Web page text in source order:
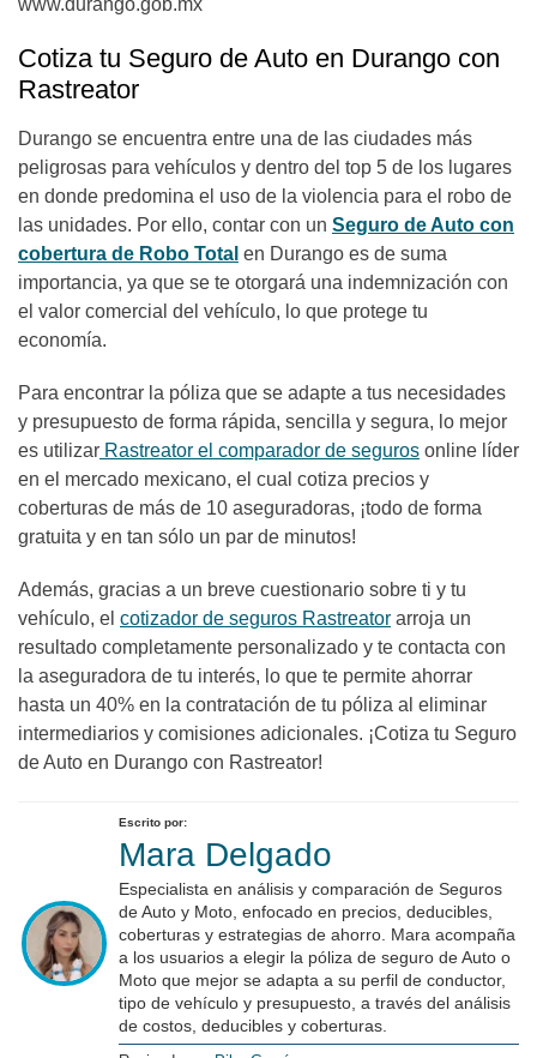
www.durango.gob.mx
Cotiza tu Seguro de Auto en Durango con
Rastreator
Durango se encuentra entre una de las ciudades más
peligrosas para vehículos y dentro del top 5 de los lugares
en donde predomina el uso de la violencia para el robo de
las unidades. Por ello, contar con un Seguro de Auto con
cobertura de Robo Total en Durango es de suma
importancia, ya que se te otorgará una indemnización con
el valor comercial del vehículo, lo que protege tu
economía.
Para encontrar la póliza que se adapte a tus necesidades
y presupuesto de forma rápida, sencilla y segura, lo mejor
es utilizar Rastreator el comparador de seguros online líder
en el mercado mexicano, el cual cotiza precios y
coberturas de más de 10 aseguradoras, ¡todo de forma
gratuita y en tan sólo un par de minutos!
Además, gracias a un breve cuestionario sobre ti y tu
vehículo, el cotizador de seguros Rastreator arroja un
resultado completamente personalizado y te contacta con
la aseguradora de tu interés, lo que te permite ahorrar
hasta un 40% en la contratación de tu póliza al eliminar
intermediarios y comisiones adicionales. ¡Cotiza tu Seguro
de Auto en Durango con Rastreator!
Escrito por:
Mara Delgado
Especialista en análisis y comparación de Seguros
de Auto y Moto, enfocado en precios, deducibles,
coberturas y estrategias de ahorro. Mara acompaña
a los usuarios a elegir la póliza de seguro de Auto o
Moto que mejor se adapta a su perfil de conductor,
tipo de vehículo y presupuesto, a través del análisis
de costos, deducibles y coberturas.